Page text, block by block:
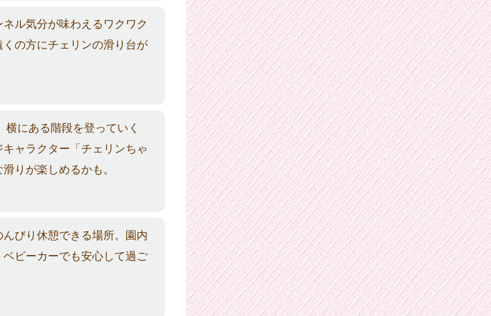
ル気分が味わえるワクワク
の方にチェリンの滑り台が
にある階段を登っていく
ャラクター「チェリンちゃ
りが楽しめるかも。
びり休憩できる場所。園内
ビーカーでも安心して過ご